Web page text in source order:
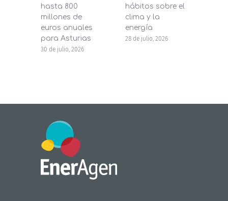
hasta 800
millones de
euros anuales
para Asturias
30 de julio, 2026
hábitos sobre el
clima y la
energía
28 de julio, 2026